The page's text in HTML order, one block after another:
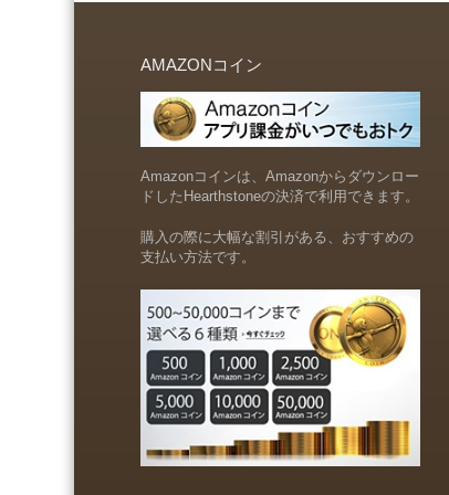
AMAZONコイン
Amazonコインは、Amazonからダウンロー
ドしたHearthstoneの決済で利用できます。
購入の際に大幅な割引がある、おすすめの
支払い方法です。